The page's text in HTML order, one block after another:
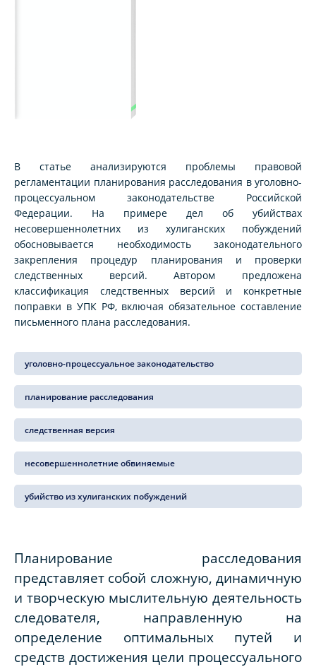
В статье анализируются проблемы правовой
регламентации планирования расследования в уголовно-
процессуальном законодательстве Российской
Федерации. На примере дел об убийствах
несовершеннолетних из хулиганских побуждений
обосновывается необходимость законодательного
закрепления процедур планирования и проверки
следственных версий. Автором предложена
классификация следственных версий и конкретные
поправки в УПК РФ, включая обязательное составление
письменного плана расследования.
уголовно-процессуальное законодательство
планирование расследования
следственная версия
несовершеннолетние обвиняемые
убийство из хулиганских побуждений
Планирование расследования
представляет собой сложную, динамичную
и творческую мыслительную деятельность
следователя, направленную на
определение оптимальных путей и
средств достижения цели процессуального